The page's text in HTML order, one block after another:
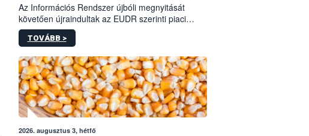
Az Információs Rendszer újbóli megnyitását
követően újraindultak az EUDR szerinti piaci
szereplőknek szóló online képzések.
TOVÁBB >
2026. augusztus 3, hétfő